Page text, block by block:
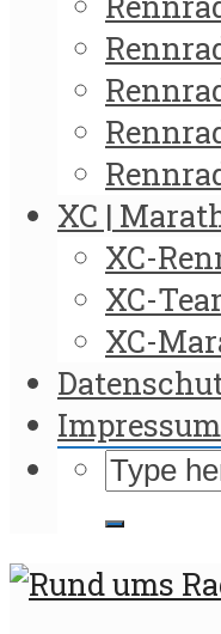
XC |
XC-
XC-
XC-
Impressum